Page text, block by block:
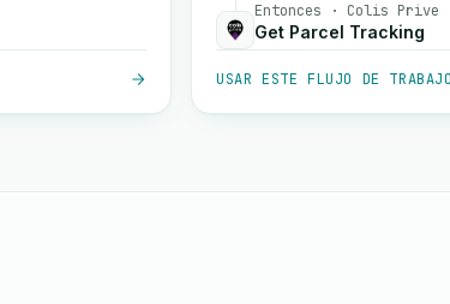
Entonces · Colis Prive
Get Parcel Tracking
USAR ESTE FLUJO DE